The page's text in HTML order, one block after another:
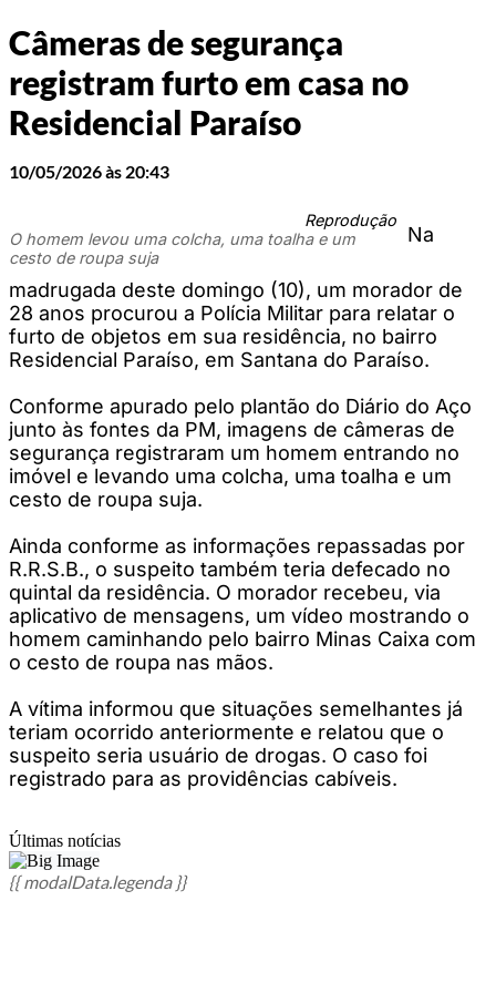
Câmeras de segurança
registram furto em casa no
Residencial Paraíso
10/05/2026 às 20:43
Reprodução
O homem levou uma colcha, uma toalha e um
cesto de roupa suja
Na
madrugada deste domingo (10), um morador de
28 anos procurou a Polícia Militar para relatar o
furto de objetos em sua residência, no bairro
Residencial Paraíso, em Santana do Paraíso.
Conforme apurado pelo plantão do Diário do Aço
junto às fontes da PM, imagens de câmeras de
segurança registraram um homem entrando no
imóvel e levando uma colcha, uma toalha e um
cesto de roupa suja.
Ainda conforme as informações repassadas por
R.R.S.B., o suspeito também teria defecado no
quintal da residência. O morador recebeu, via
aplicativo de mensagens, um vídeo mostrando o
homem caminhando pelo bairro Minas Caixa com
o cesto de roupa nas mãos.
A vítima informou que situações semelhantes já
teriam ocorrido anteriormente e relatou que o
suspeito seria usuário de drogas. O caso foi
registrado para as providências cabíveis.
Últimas notícias
{{ modalData.legenda }}